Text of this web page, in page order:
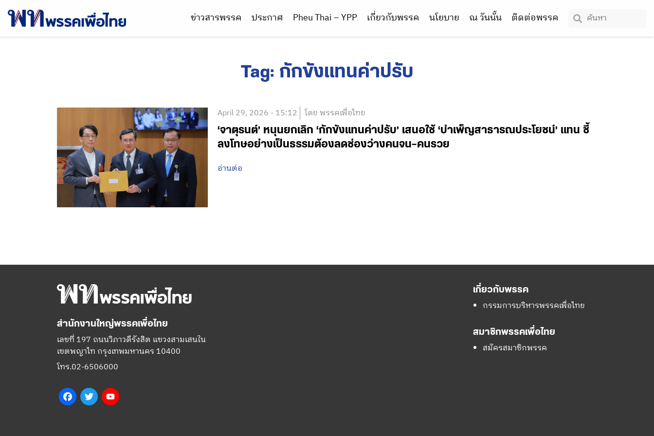
ข่าวสารพรรค ประกาศ Pheu Thai – YPP เกี่ยวกับพรรค นโยบาย ณ วันนั้น ติดต่อพรรค
Tag: กักขังแทนค่าปรับ
April 29, 2026 - 15:12 โดย พรรคเพื่อไทย
‘จาตุรนต์’ หนุนยกเลิก ‘กักขังแทนค่าปรับ’ เสนอใช้ ‘บำเพ็ญสาธารณประโยชน์’ แทน ชี้
ลงโทษอย่างเป็นธรรมต้องลดช่องว่างคนจน–คนรวย
อ่านต่อ
สำนักงานใหญ่พรรคเพื่อไทย
เลขที่ 197 ถนนวิภาวดีรังสิต แขวงสามเสนใน
เขตพญาไท กรุงเทพมหานคร 10400
โทร.02-6506000
FacebookTwitter
เกี่ยวกับพรรค
กรรมการบริหารพรรคเพื่อไทย
สมาชิกพรรคเพื่อไทย
สมัครสมาชิกพรรค